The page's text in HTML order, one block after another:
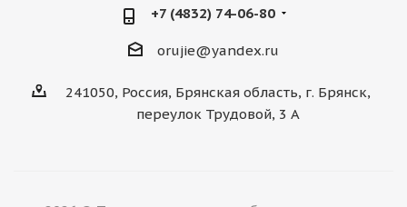
+7 (4832) 74-06-80
orujie@yandex.ru
241050, Россия, Брянская область, г. Брянск,
переулок Трудовой, 3 А